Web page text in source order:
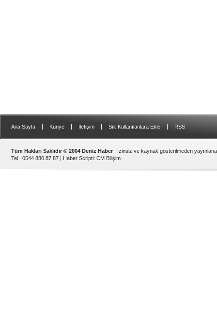
Ana Sayfa Künye İletişim Sık Kullanılanlara Ekle RSS
Tüm Hakları Saklıdır © 2004 Deniz Haber | İzinsiz ve kaynak gösterilmeden
Tel : 0544 880 87 87 | Haber Scripti: CM Bilişim